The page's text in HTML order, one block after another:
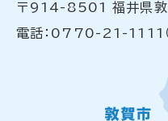
〒914-8501 福井県敦
電話：0770-21-1111（